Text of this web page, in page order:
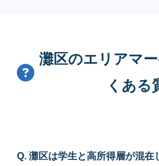
灘区のエリアマ
くある
Q. 灘区は学生と高所得層が混在